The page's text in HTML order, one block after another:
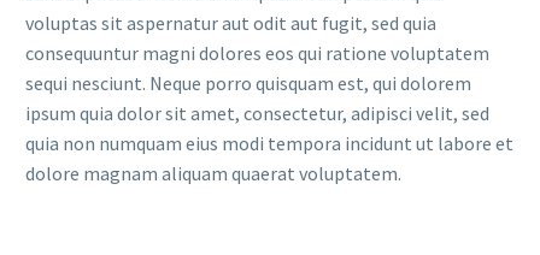
voluptas sit aspernatur aut odit aut fugit, sed quia
consequuntur magni dolores eos qui ratione voluptatem
sequi nesciunt. Neque porro quisquam est, qui dolorem
ipsum quia dolor sit amet, consectetur, adipisci velit, sed
quia non numquam eius modi tempora incidunt ut labore et
dolore magnam aliquam quaerat voluptatem.